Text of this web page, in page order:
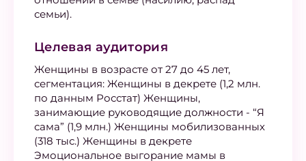
семьи).
Целевая аудитория
Женщины в возрасте от 27 до 45 лет,
сегментация: Женщины в декрете (1,2 млн.
по данным Росстат) Женщины,
занимающие руководящие должности - “Я
сама” (1,9 млн.) Женщины мобилизованных
(318 тыс.) Женщины в декрете
Эмоциональное выгорание мамы в